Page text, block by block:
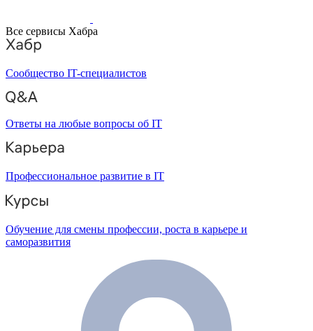
Все сервисы Хабра
Сообщество IT-специалистов
Ответы на любые вопросы об IT
Профессиональное развитие в IT
Обучение для смены профессии, роста в карьере и
саморазвития